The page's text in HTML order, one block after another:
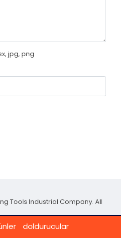
jpg, png
Tools Industrial Company. All
NMC
doldurucular